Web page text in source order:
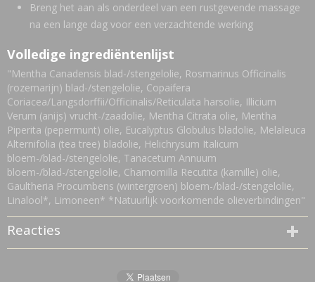
Breng het aan als onderdeel van een rustgevende massage
na een lange dag voor een verzachtende werking
Volledige ingrediëntenlijst
"Mentha Canadensis blad-/stengelolie, Rosmarinus Officinalis
(rozemarijn) blad-/stengelolie, Copaifera
Coriacea/Langsdorffii/Officinalis/Reticulata harsolie, Illicium
Verum (anijs) vrucht-/zaadolie, Mentha Citrata olie, Mentha
Piperita (pepermunt) olie, Eucalyptus Globulus bladolie, Melaleuca
Alternifolia (tea tree) bladolie, Helichrysum Italicum
bloem-/blad-/stengelolie, Tanacetum Annuum
bloem-/blad-/stengelolie, Chamomilla Recutita (kamille) olie,
Gaultheria Procumbens (wintergroen) bloem-/blad-/stengelolie,
Linalool*, Limoneen* *Natuurlijk voorkomende olieverbindingen"
Reacties